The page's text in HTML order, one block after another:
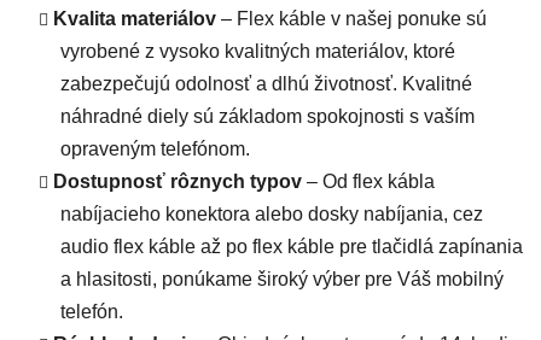
Kvalita materiálov – Flex káble v našej ponuke sú
vyrobené z vysoko kvalitných materiálov, ktoré
zabezpečujú odolnosť a dlhú životnosť. Kvalitné
náhradné diely sú základom spokojnosti s vaším
opraveným telefónom.
Dostupnosť rôznych typov – Od flex kábla
nabíjacieho konektora alebo dosky nabíjania, cez
audio flex káble až po flex káble pre tlačidlá zapínania
a hlasitosti, ponúkame široký výber pre Váš mobilný
telefón.